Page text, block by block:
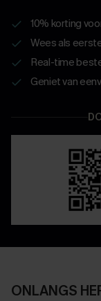
10% korting
Wees als
Real-time
Geniet van
ONLANGS